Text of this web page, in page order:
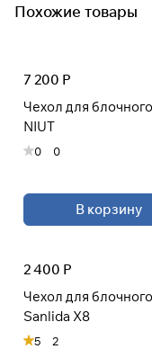
Похожие товары
7 200 Р
Чехол для
NIUT
0 0
В корзину
2 400 Р
Чехол для
Sanlida X8
5 2
недели